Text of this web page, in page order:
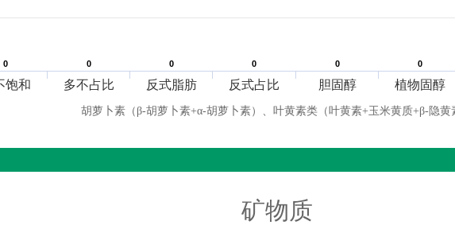
胡萝卜素（β-胡萝卜素+α-胡萝卜素）、叶黄素类（叶黄素+玉米黄质+β-隐黄
0
0 0
0 0
0 0
0 0
0 0
0
饱和 多不占比 反式脂肪 反式占比 胆固醇 植物固醇
矿物质